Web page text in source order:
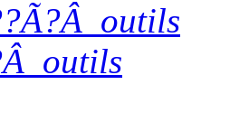
outils
outils